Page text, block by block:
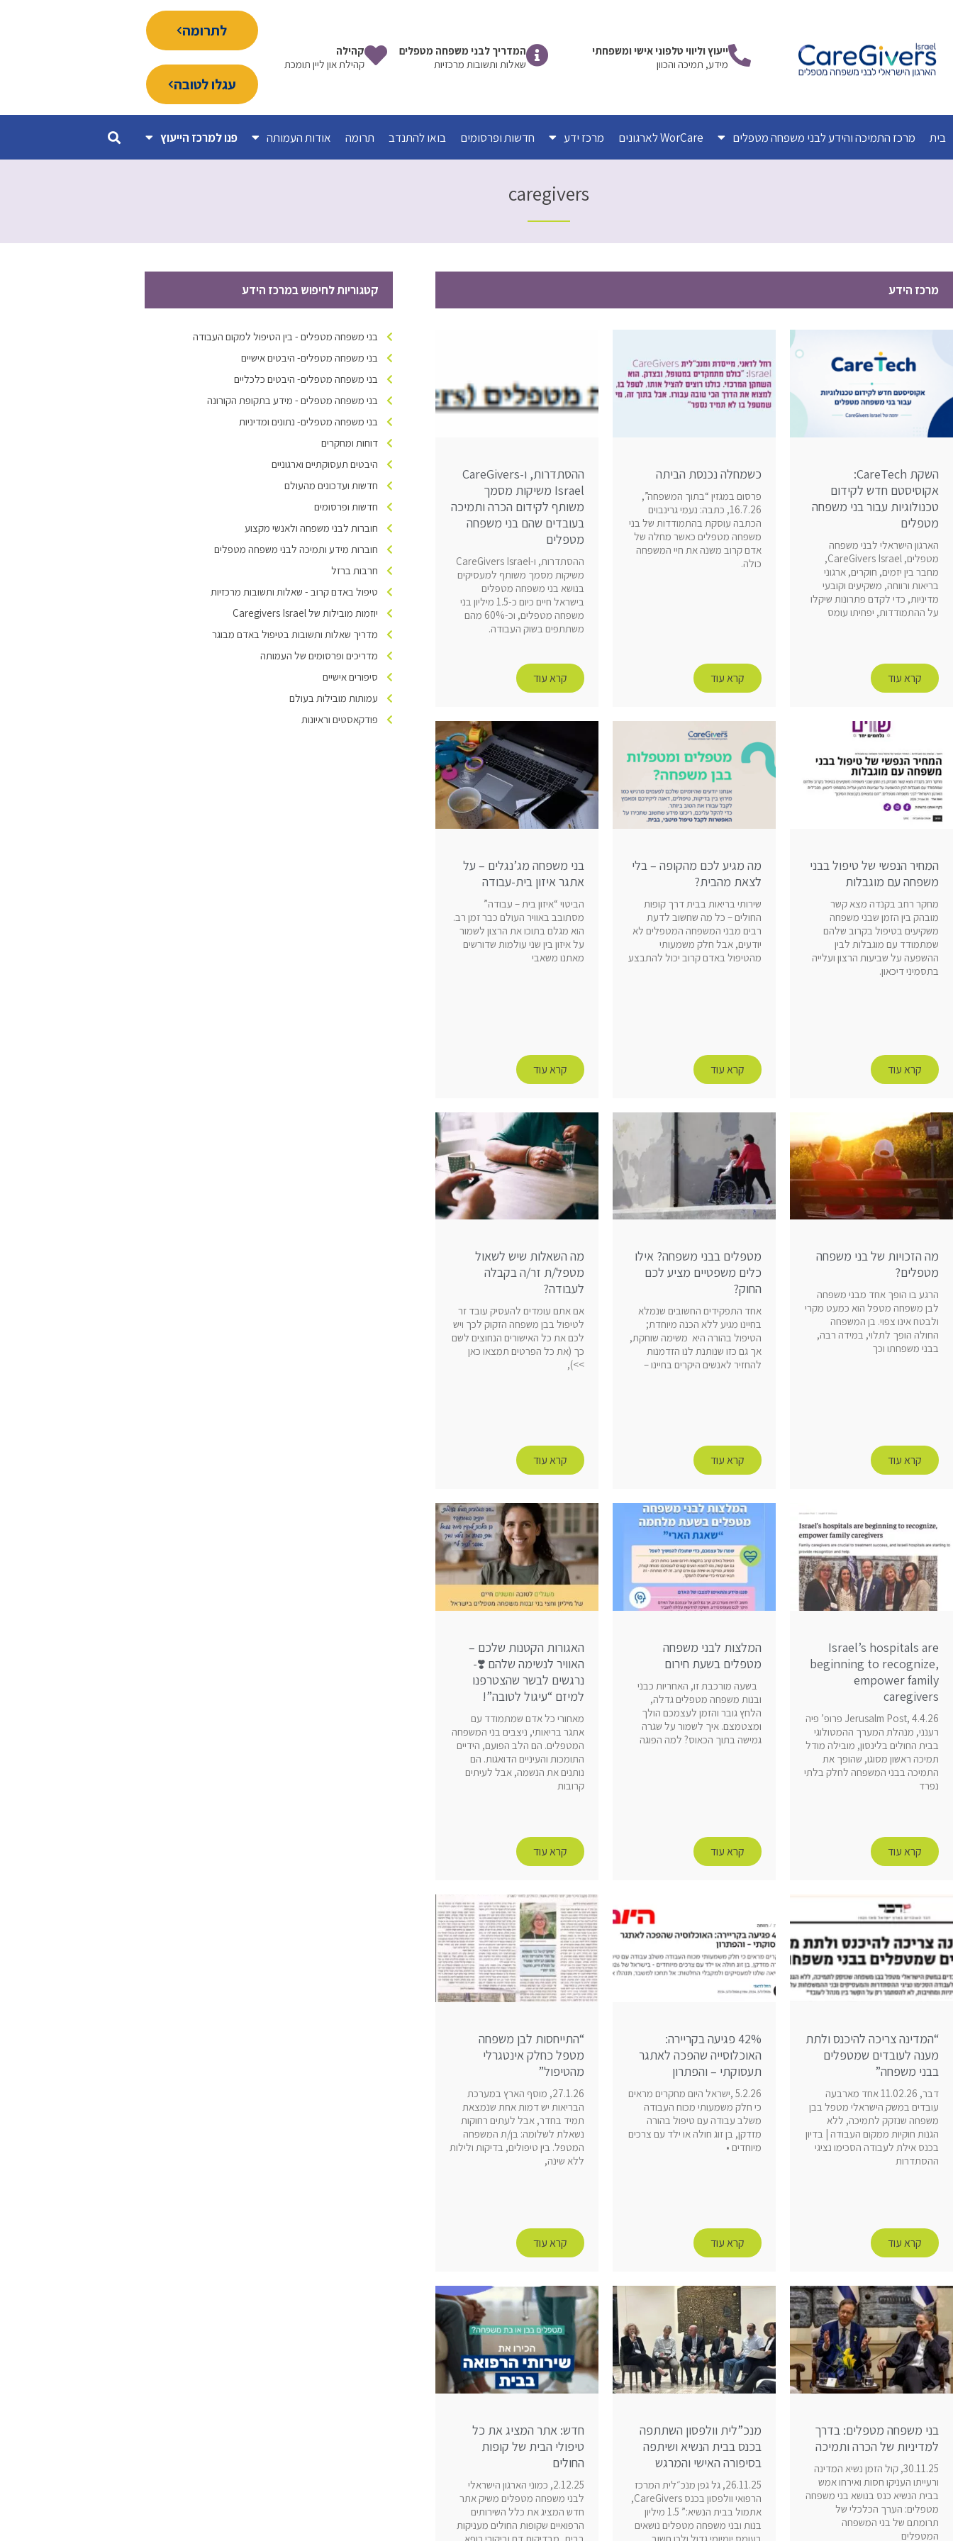
ייעוץ וליווי טלפוני אישי ומשפחתי
מידע, תמיכה והכוון
המדריך לבני משפחה מטפלים
שאלות ותשובות מרכזיות
קהילה
קהילת און ליין תומכת
לתרומה
עגלו לטובה
בית מרכז התמיכה והידע לבני משפחה מטפלים WorCare לארגונים מרכז ידע חדשות ופרסומים בואו להתנדב תרומה אודות העמותה פנו למרכז הייעוץ
caregivers
מרכז הידע
השקת CareTech:
אקוסיסטם חדש לקידום
טכנולוגיות עבור בני משפחה
מטפלים
הארגון הישראלי לבני משפחה
מטפלים, CareGivers Israel,
מחבר בין יזמים, חוקרים, ארגוני
בריאות ורווחה, משקיעים וקובעי
מדיניות, כדי לקדם פתרונות שיקלו
על ההתמודדות, יפחיתו עומס
קרא עוד
כשמחלה נכנסת הביתה
פרסום במגזין “בתוך המשפחה”,
16.7.26, כתבה: נעמי גרינבוים
הכתבה עוסקת בהתמודדות של בני
משפחה מטפלים כאשר מחלה של
אדם קרוב משנה את חיי המשפחה
כולה.
קרא עוד
ההסתדרות, ו-CareGivers
Israel משיקות מסמך
משותף לקידום הכרה ותמיכה
בעובדים שהם בני משפחה
מטפלים
ההסתדרות, ו-CareGivers Israel
משיקות מסמך משותף למעסיקים
בנושא בני משפחה מטפלים
בישראל חיים כיום כ-1.5 מיליון בני
משפחה מטפלים, וכ-60% מהם
משתתפים בשוק העבודה.
קרא עוד
המחיר הנפשי של טיפול בבני
משפחה עם מוגבלות
מחקר רחב בקנדה מצא קשר
מובהק בין הזמן שבני משפחה
משקיעים בטיפול בקרוב שלהם
שמתמודד עם מוגבלות לבין
ההשפעה על שביעות הרצון ועלייה
בתסמיני דיכאון.
קרא עוד
מה מגיע לכם מהקופה – בלי
לצאת מהבית?
שירותי בריאות בבית דרך קופות
החולים – כל מה שחשוב לדעת
רבים מבני המשפחה המטפלים לא
יודעים, אבל חלק משמעותי
מהטיפול באדם קרוב יכול להתבצע
קרא עוד
בני משפחה מג’נגלים – על
אתגר איזון בית-עבודה
הביטוי “איזון בית – עבודה”
מסתובב באוויר העולם כבר זמן רב.
הוא מגלם בתוכו את הרצון לשמור
על איזון בין שני עולמות שדורשים
מאתנו משאבי
קרא עוד
מה הזכויות של בני משפחה
מטפלים?
הרגע בו הופך אחד מבני משפחה
לבן משפחה מטפל הוא כמעט מקרי
ולבטח אינו צפוי. בן המשפחה
החולה הופך לתלוי, במידה רבה,
בבני משפחתו וכך
קרא עוד
מטפלים בבני משפחה? אילו
כלים משפטיים מציע לכם
החוק?
אחד התפקידים החשובים שנמלא
בחיינו מגיע ללא הכנה מיוחדת;
הטיפול בהורה היא משימה שוחקת,
אך גם כזו שנותנת לנו הזדמנות
להחזיר לאנשים היקרים בחיינו –
קרא עוד
מה השאלות שיש לשאול
מטפל/ת זר/ה בקבלה
לעבודה?
אם אתם עומדים להעסיק עובד זר
לטיפול בבן משפחה הזקוק לכך ויש
לכם את כל האישורים הנחוצים לשם
כך (את כל הפרטים תמצאו כאן
>>),
קרא עוד
Israel’s hospitals are
beginning to recognize,
empower family
caregivers
Jerusalm Post, 4.4.26 פרופ’ פיה
רענני, מנהלת המערך ההמטולוגי
בבית החולים בלינסון, מובילה מודל
תמיכה ראשון מסוגו, שהופך את
התמיכה בבני המשפחה לחלק בלתי
נפרד
קרא עוד
המלצות לבני משפחה
מטפלים בשעת חירום
בשעה מורכבת זו, האחריות כבני
ובנות משפחה מטפלים גדלה,
הלחץ גובר והזמן לעצמכם הולך
ומצטמצם. איך לשמור על שגרה
גמישה בתוך הכאוס? למה הפוגה
קרא עוד
האגורות הקטנות שלכם –
האוויר לנשימה שלהם ❣️-
נרגשים לבשר שהצטרפנו
למיזם “עיגול לטובה”!
מאחורי כל אדם שמתמודד עם
אתגר בריאותי, ניצבים בני המשפחה
המטפלים. הם הלב הפועם, הידיים
התומכות והעיניים הדואגות. הם
נותנים את הנשמה, אבל לעיתים
קרובות
קרא עוד
“המדינה צריכה להיכנס ולתת
מענה לעובדים שמטפלים
בבני משפחה”
דבר, 11.02.26 אחד מארבעה
עובדים במשק הישראלי מטפל בבן
משפחה שנזקק לתמיכה, ללא
הגנות חוקיות ממקום העבודה | בדיון
בכנס אילת לעבודה הסכימו נציגי
ההסתדרות
קרא עוד
42% פגיעה בקריירה:
האוכלוסייה שהפכה לאתגר
תעסוקתי – והפתרון
5.2.26 ,ישראל היום מחקרים מראים
כי חלק משמעותי מכוח העבודה
משלב עבודה עם טיפול בהורה
מזדקן, בן זוג חולה או ילד עם צרכים
מיוחדים •
קרא עוד
“התייחסות לבן משפחה
מטפל כחלק אינטגרלי
מהטיפול”
27.1.26, מוסף הארץ במערכת
הבריאות יש דמות אחת שנמצאת
תמיד בחדר, אבל לעתים רחוקות
נשאלת לשלומה: בן/ת המשפחה
המטפל. בין טיפולים, בדיקות ולילות
ללא שינה,
קרא עוד
בני משפחה מטפלים: בדרך
למדיניות של הכרה ותמיכה
30.11.25, קול הזמן נשיא המדינה
ורעייתו העניקו חסות ואירחו אמש
בבית הנשיא כנס בנושא בני משפחה
מטפלים: הערך הכלכלי של
תרומתם של בני המשפחה
המטפלים
מנכ”לית וולפסון השתתפה
בכנס בבית הנשיא ושיתפה
בסיפורה האישי והמרגש
26.11.25, גל גפן מנכ״לית המרכז
הרפואי וולפסון בכנס CareGivers,
אתמול בבית הנשיא:” 1.5 מיליון
בנות ובני משפחה מטפלים נושאים
בעומס יומיומי גדול ולכן חשוב
חדש: אתר המציג את כל
טיפולי הבית של קופות
החולים
2.12.25, כמוני הארגון הישראלי
לבני משפחה מטפלים משיק אתר
חדש המציג את כלל השירותים
הרפואיים שקופות החולים מעניקות
בבית, מבדיקות דם וביקורי רופא
קטגוריות לחיפוש במרכז הידע
בני משפחה מטפלים - בין הטיפול למקום העבודה
בני משפחה מטפלים- היבטים אישיים
בני משפחה מטפלים- היבטים כלכליים
בני משפחה מטפלים - מידע בתקופת הקורונה
בני משפחה מטפלים- נתונים ומדיניות
דוחות ומחקרים
היבטים תעסוקתיים וארגוניים
חדשות ועדכונים מהעולם
חדשות ופרסומים
חוברות לבני משפחה ולאנשי מקצוע
חוברות מידע ותמיכה לבני משפחה מטפלים
חרבות ברזל
טיפול באדם קרוב - שאלות ותשובות מרכזיות
יוזמות מובילות של Caregivers Israel
מדריך שאלות ותשובות בטיפול באדם מבוגר
מדריכים ופרסומים של העמותה
סיפורים אישיים
עמותות מובילות בעולם
פודקאסטים וראיונות